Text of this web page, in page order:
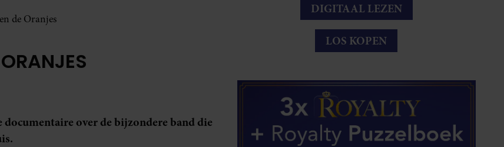
de Oranjes
documentaire over de bijzondere band die
DIGITAAL LEZEN
LOS KOPEN